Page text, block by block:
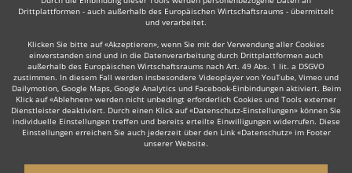
Drittplattformen - auch außerhalb des Europäischen Wirtschaftsraums - übermittelt
und verarbeitet.
Klicken Sie bitte auf «Akzeptieren», wenn Sie mit der Verwendung aller Cookies
einverstanden sind und in die Datenverarbeitung durch Drittplattformen auch
außerhalb des Europäischen Wirtschaftsraums nach Art. 49 Abs. 1 lit. a DSGVO
zustimmen. In diesem Fall werden insbesondere Videoplayer von YouTube, Vimeo und
Dailymotion, Google Maps, Google Analytics und Facebook-Einbindungen aktiviert. Beim
Klick auf «Ablehnen» werden nicht unbedingt erforderlich Cookies und Tools externer
Dienstleister deaktiviert. Durch einen Klick auf «Datenschutz-Einstellungen» können Sie
individuelle Einstellungen treffen und bereits erteilte Einwilligungen widerrufen. Diese
Einstellungen erreichen Sie auch jederzeit über den Link «Datenschutz» im Footer
unserer Website.